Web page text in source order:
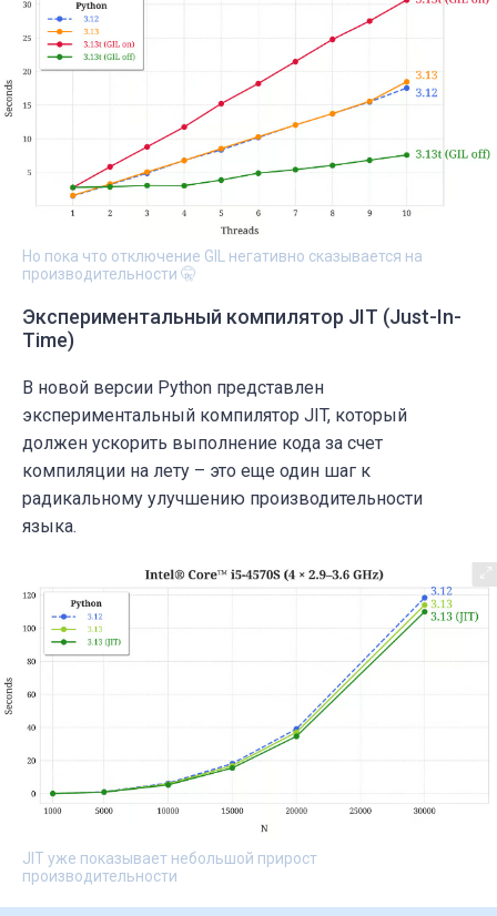
Но пока что отключение GIL негативно сказывается на
производительности 🤫
Экспериментальный компилятор JIT (Just-In-
Time)
В новой версии Python представлен
экспериментальный компилятор JIT, который
должен ускорить выполнение кода за счет
компиляции на лету – это еще один шаг к
радикальному улучшению производительности
языка.
JIT уже показывает небольшой прирост
производительности